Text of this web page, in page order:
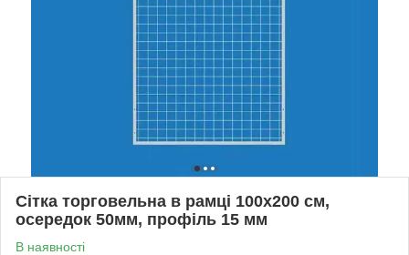
Сітка торговельна в рамці 100х200 см,
осередок 50мм, профіль 15 мм
В наявності